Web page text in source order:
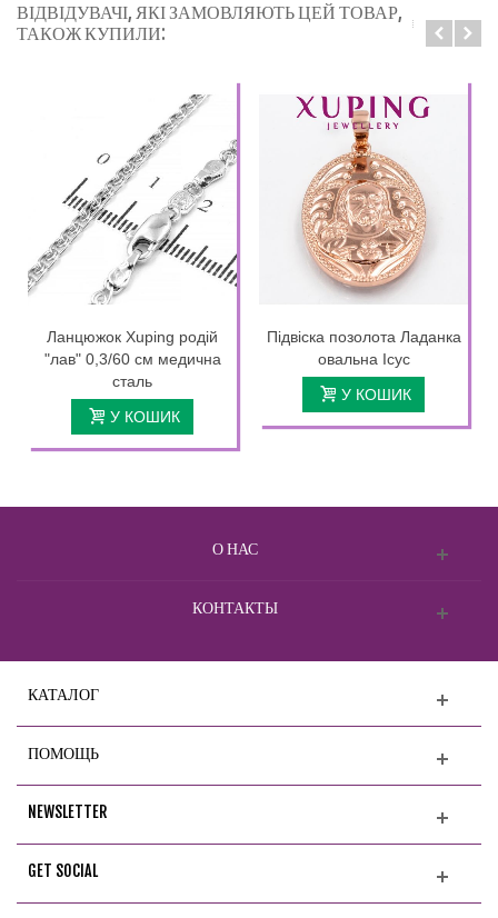
ВІДВІДУВАЧІ, ЯКІ ЗАМОВЛЯЮТЬ ЦЕЙ ТОВАР,
ТАКОЖ КУПИЛИ:
Ланцюжок Xuping родій
"лав" 0,3/60 см медична
сталь
У КОШИК
Підвіска позолота Ладанка
овальна Ісус
У КОШИК
О НАС
КОНТАКТЫ
КАТАЛОГ
ПОМОЩЬ
NEWSLETTER
GET SOCIAL